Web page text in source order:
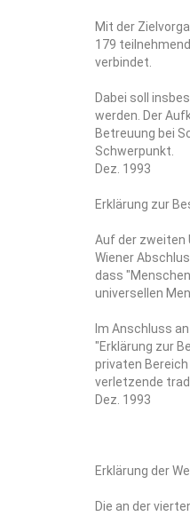
Mit der
179
verbindet.
Dabei soll
werden. Der
Betreuung bei
Schwerpunkt.
Dez. 1993
Erklärung zur
Auf der zweiten
Wiener
dass
universellen
Im Anschluss
"Erklärung zur
privaten
verletzende
Dez. 1993
Erklärung der
Die an der